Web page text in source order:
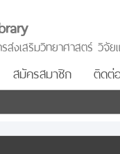
งเสริมวิทยาศาสตร์ วิจั
สมัครสมาชิก ติดต่